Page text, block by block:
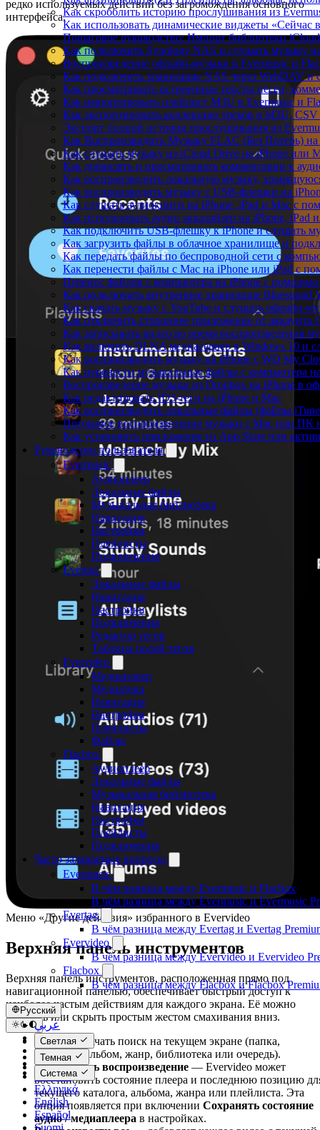
Как скробблить историю прослушивания из
Как использовать динамические виджеты «Сейчас
Пошаговое руководство: Импорт библиотеки
Как подключить Synology NAS и слушать музыку
Воспроизведение офлайн-музыки в Evermusic и
Как подключить хранилище NAS через WebDAV и
Как просматривать встроенные тексты песен,
Как импортировать плейлист M3U в Evermusic и
Как экспортировать коллекцию треков в M3U,
Экспорт полной истории прослушивания из
Как Воспроизводить Музыку FLAC (Без Потерь)
Как слушать музыку из iCloud Drive на iPhone или
Как добавлять и просматривать комментарии к
Как воспроизводить локальную музыку,
Как воспроизводить музыку с USB-флешки на
Как слушать аудиокниги на iPhone, iPad и Mac с
Как использовать аудио эквалайзер на iPhone, iPad
Как подключить USB-флешку к iPhone и слушать
Как загрузить файлы в облачное хранилище и
Как передать файлы по беспроводной сети с
Как перенести файлы с Mac на iPhone или iPad с
Перенос файлов с компьютера на iPhone с
Как подключить внутреннее хранилище Bluesound
Как скачать музыку с YouTube и слушать офлайн-
Как отключить стороннее приложение от аккаунта
Как записывать видео во время воспроизведения
Как включить DLNA медиасервер в Windows 10 и
Как воспроизводить музыку на iPhone с WD My
Как перенести музыкальные файлы с компьютера
Воспроизведение музыки из Dropbox на iPhone в
Как редактировать ID3-теги на iPhone и Mac
Как воспроизводить локальные файлы (файлы
Потоковое воспроизведение музыки с Mac или ПК
Как установить приложение из App Store или
Руководство пользователя
Evermusic
Аудиоплеер
Локальные файлы
Музыкальная библиотека
Навигация
Настройки
Плейлисты
Подключения
Evertag
Локальные файлы
Навигация
Настройки
Подключения
Редактор тегов
Таблица полей тегов
Evervideo
Медиаплеер
Медиатека
Навигация
Настройки
Плейлисты
Файлы
Flacbox
Аудиоплеер
Локальные файлы
Музыкальная библиотека
Навигация
Настройки
Плейлисты
Подключения
Часто задаваемые вопросы
Evermusic
В чём разница между Evermusic и Flacbox
В чём разница между Evermusic и Evermusic
Evertag
В чём разница между Evertag и Evertag
Evervideo
В чём разница между Evervideo и Evervideo
Flacbox
В чём разница между Flacbox и Flacbox
Русский
عربي
Català
Čeština
Dansk
Deutsch
Ελληνικά
English
Español
Suomi
Светлая
Темная
Система
редко используемых действий без загромождения основного
интерфейса.
Меню «Другие действия» избранного в Evervideo
Верхняя панель инструментов
Верхняя панель инструментов, расположенная прямо под
навигационной панелью, обеспечивает быстрый доступ к
наиболее частым действиям для каждого экрана. Её можно
показать или скрыть простым жестом смахивания вниз.
Поиск— начать поиск на текущем экране (папка,
плейлист, альбом, жанр, библиотека или очередь).
Продолжить воспроизведение — Evervideo может
восстановить состояние плеера и последнюю позицию
текущего каталога, альбома, жанра или плейлиста. Эта
опция появляется при включении Сохранять состояние
аудио / медиаплеера в настройках.